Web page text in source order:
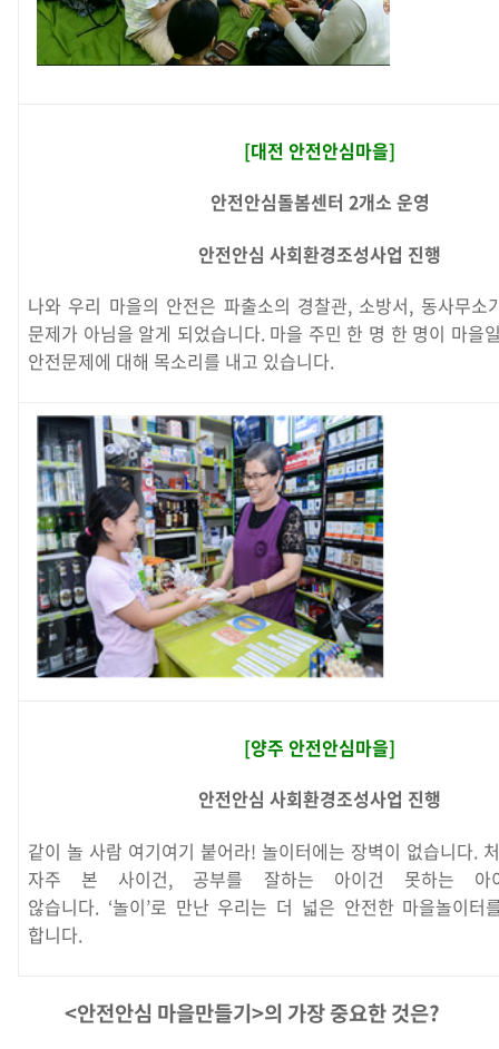
[대전 안전안심마을]
안전안심돌봄센터 2개소 운영
안전안심 사회환경조성사업 진행
나와 우리 마을의 안전은 파출소의 경찰관, 소방서, 동사무소
문제가 아님을 알게 되었습니다. 마을 주민 한 명 한 명이 마을
안전문제에 대해 목소리를 내고 있습니다.
[양주 안전안심마을]
안전안심 사회환경조성사업 진행
같이 놀 사람 여기여기 붙어라! 놀이터에는 장벽이 없습니다.
자주 본 사이건, 공부를 잘하는 아이건 못하는 아
않습니다. ‘놀이’로 만난 우리는 더 넓은 안전한 마을놀이터
합니다.
<안전안심 마을만들기>의 가장 중요한 것은?